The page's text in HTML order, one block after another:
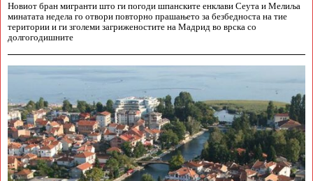
Новиот бран мигранти што ги погоди шпанските енклави Сеута и Мелиља
минатата недела го отвори повторно прашањето за безбедноста на тие
територии и ги зголеми загриженостите на Мадрид во врска со
долгогодишните